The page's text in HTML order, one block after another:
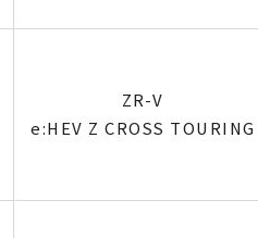
ZR-V
e:HEV Z CROSS TOURING